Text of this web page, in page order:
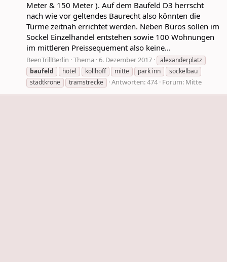
Meter & 150 Meter ). Auf dem Baufeld D3 herrscht
nach wie vor geltendes Baurecht also könnten die
Türme zeitnah errichtet werden. Neben Büros sollen im
Sockel Einzelhandel entstehen sowie 100 Wohnungen
im mittleren Preissequement also keine...
BeenTrillBerlin Thema 6. Dezember 2017
alexanderplatz
baufeld
hotel kollhoff mitte park inn
sockelbau
stadtkrone
tramstrecke Antworten: 474 Forum: Mitte